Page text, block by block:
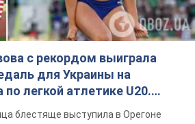
с рекордом выиграла
для Украины на
легкой атлетике U20.
блестяще выступила в Орегоне